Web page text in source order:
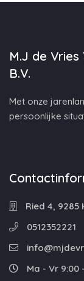
M.J de
B.V.
Met onze
persoonlijke
Ried 4, 9285
0512352221
Ma - Vr 9:00